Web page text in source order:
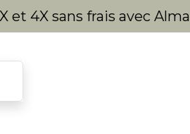
et 4X sans frais avec Alma